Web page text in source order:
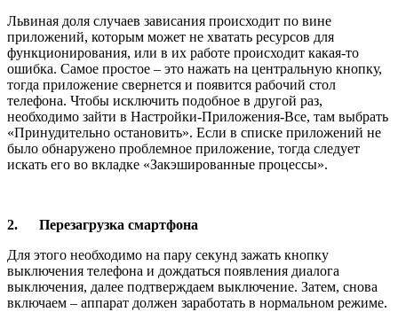
Львиная доля случаев зависания происходит по вине
приложений, которым может не хватать ресурсов для
функционирования, или в их работе происходит какая-то
ошибка. Самое простое – это нажать на центральную кнопку,
тогда приложение свернется и появится рабочий стол
телефона. Чтобы исключить подобное в другой раз,
необходимо зайти в Настройки-Приложения-Все, там выбрать
«Принудительно остановить». Если в списке приложений не
было обнаружено проблемное приложение, тогда следует
искать его во вкладке «Закэшированные процессы».
2. Перезагрузка смартфона
Для этого необходимо на пару секунд зажать кнопку
выключения телефона и дождаться появления диалога
выключения, далее подтверждаем выключение. Затем, снова
включаем – аппарат должен заработать в нормальном режиме.